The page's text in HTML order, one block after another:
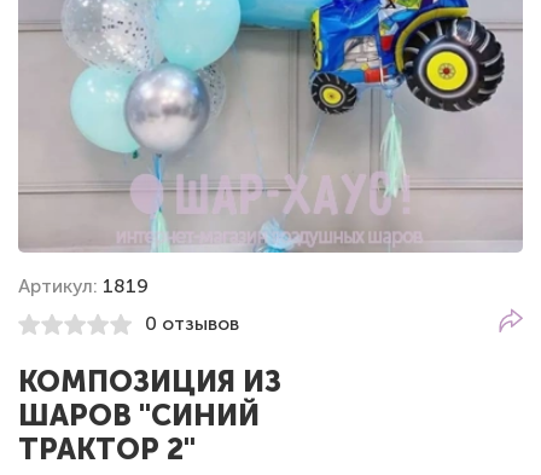
Артикул: 1819
0 отзывов
КОМПОЗИЦИЯ ИЗ
ШАРОВ "СИНИЙ
ТРАКТОР 2"